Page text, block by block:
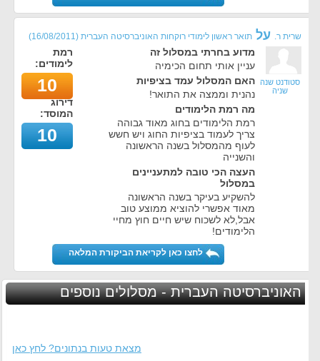
שרית ר. על תואר ראשון לימודי רוקחות האוניברסיטה העברית (
16/08/2011
)
סטודנט שנה
שניה
מדוע בחרתי במסלול זה
עניין אותי תחום הכימיה
האם המסלול עמד בציפיות
נהנית וממצה את התואר!
מה רמת הלימודים
רמת הלימודים בחוג מאוד גבוהה
צריך לעמוד בציפיות החוג ויש חשש
לעוף מהמסלול בשנה הראשונה
והשנייה
העצה הכי טובה למתעניינים
במסלול
להשקיע בעיקר בשנה הראשונה
מאוד אפשרי להוציא ממוצע טוב
אבל,לא לשכוח שיש חיים חוץ מחיי
הלימודים!
רמת
לימודים:
10
דירוג
המוסד:
10
לחצו כאן לקריאת הביקורת המלאה
האוניברסיטה העברית - מסלולים נוספים
מצאת טעות בנתונים? לחץ כאן